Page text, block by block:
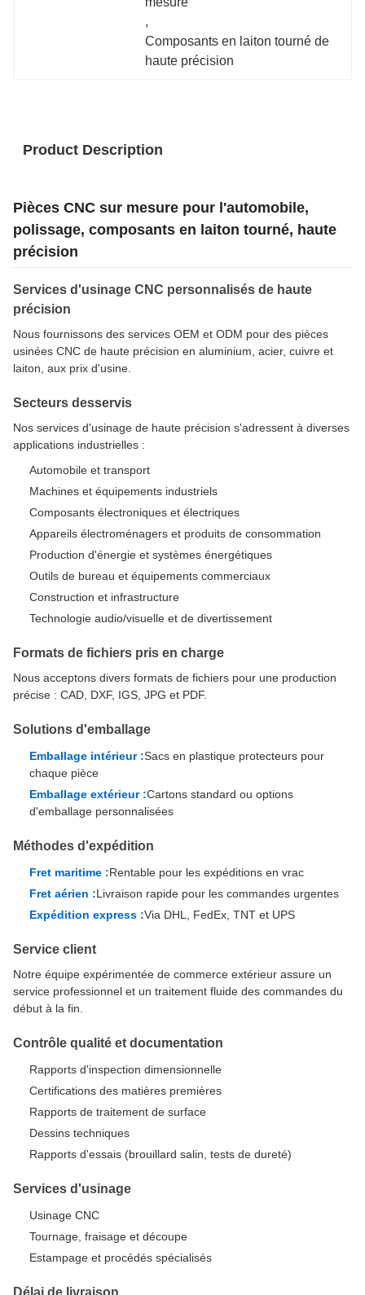
,
Composants en laiton tourné de
haute précision
Product Description
Pièces CNC sur mesure pour l'automobile,
polissage, composants en laiton tourné, haute
précision
Services d'usinage CNC personnalisés de haute
précision
Nous fournissons des services OEM et ODM pour des pièces
usinées CNC de haute précision en aluminium, acier, cuivre et
laiton, aux prix d'usine.
Secteurs desservis
Nos services d'usinage de haute précision s'adressent à diverses
applications industrielles :
Automobile et transport
Machines et équipements industriels
Composants électroniques et électriques
Appareils électroménagers et produits de consommation
Production d'énergie et systèmes énergétiques
Outils de bureau et équipements commerciaux
Construction et infrastructure
Technologie audio/visuelle et de divertissement
Formats de fichiers pris en charge
Nous acceptons divers formats de fichiers pour une production
précise : CAD, DXF, IGS, JPG et PDF.
Solutions d'emballage
Emballage intérieur :Sacs en plastique protecteurs pour
chaque pièce
Emballage extérieur :Cartons standard ou options
d'emballage personnalisées
Méthodes d'expédition
Fret maritime :Rentable pour les expéditions en vrac
Fret aérien :Livraison rapide pour les commandes urgentes
Expédition express :Via DHL, FedEx, TNT et UPS
Service client
Notre équipe expérimentée de commerce extérieur assure un
service professionnel et un traitement fluide des commandes du
début à la fin.
Contrôle qualité et documentation
Rapports d'inspection dimensionnelle
Certifications des matières premières
Rapports de traitement de surface
Dessins techniques
Rapports d'essais (brouillard salin, tests de dureté)
Services d'usinage
Usinage CNC
Tournage, fraisage et découpe
Estampage et procédés spécialisés
Délai de livraison